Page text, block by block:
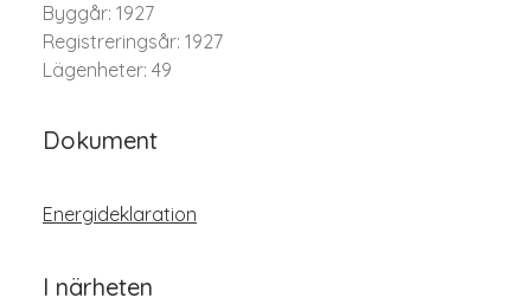
Byggår: 1927
Registreringsår: 1927
Lägenheter: 49
Dokument
Energideklaration
I närheten